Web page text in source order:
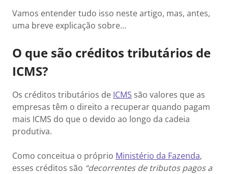
Vamos entender tudo isso neste artigo, mas, antes,
uma breve explicação sobre…
O que são créditos tributários de
ICMS?
Os créditos tributários de ICMS são valores que as
empresas têm o direito a recuperar quando pagam
mais ICMS do que o devido ao longo da cadeia
produtiva.
Como conceitua o próprio Ministério da Fazenda,
esses créditos são “decorrentes de tributos pagos a